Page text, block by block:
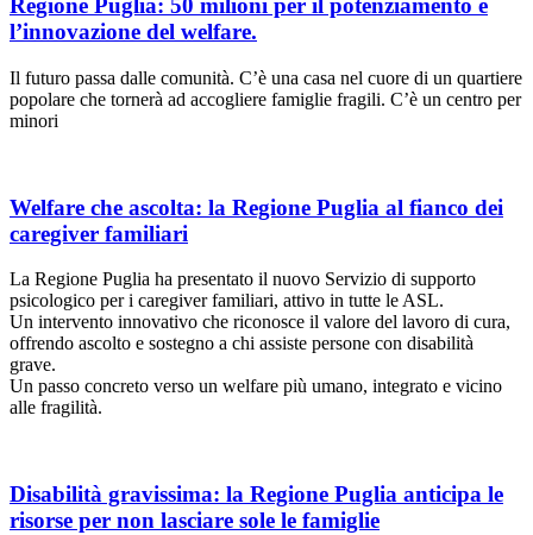
Regione Puglia: 50 milioni per il potenziamento e
l’innovazione del welfare.
Il futuro passa dalle comunità. C’è una casa nel cuore di un quartiere
popolare che tornerà ad accogliere famiglie fragili. C’è un centro per
minori
Welfare che ascolta: la Regione Puglia al fianco dei
caregiver familiari
La Regione Puglia ha presentato il nuovo Servizio di supporto
psicologico per i caregiver familiari, attivo in tutte le ASL.
Un intervento innovativo che riconosce il valore del lavoro di cura,
offrendo ascolto e sostegno a chi assiste persone con disabilità
grave.
Un passo concreto verso un welfare più umano, integrato e vicino
alle fragilità.
Disabilità gravissima: la Regione Puglia anticipa le
risorse per non lasciare sole le famiglie